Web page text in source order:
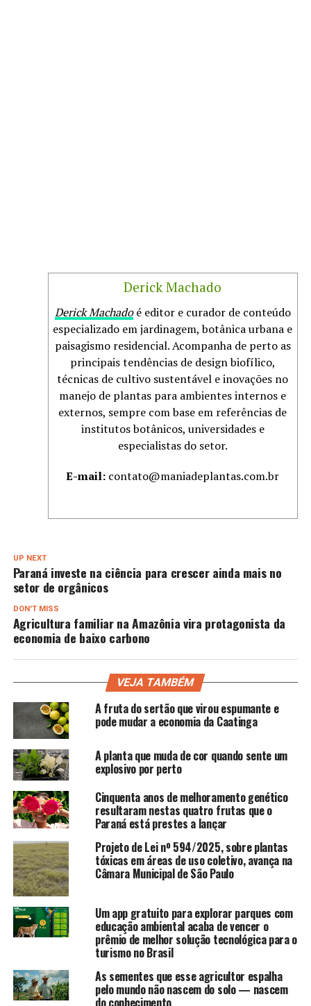
Derick Machado
Derick Machadoé editor e curador de conteúdo
especializado em jardinagem, botânica urbana e
paisagismo residencial. Acompanha de perto as
principais tendências de design biofílico,
técnicas de cultivo sustentável e inovações no
manejo de plantas para ambientes internos e
externos, sempre com base em referências de
institutos botânicos, universidades e
especialistas do setor.
E-mail: contato@maniadeplantas.com.br
UP NEXT
Paraná investe na ciência para crescer ainda mais no
setor de orgânicos
DON'T MISS
Agricultura familiar na Amazônia vira protagonista da
economia de baixo carbono
VEJA TAMBÉM
A fruta do sertão que virou espumante e
pode mudar a economia da Caatinga
A planta que muda de cor quando sente um
explosivo por perto
Cinquenta anos de melhoramento genético
resultaram nestas quatro frutas que o
Paraná está prestes a lançar
Projeto de Lei nº 594/2025, sobre plantas
tóxicas em áreas de uso coletivo, avança na
Câmara Municipal de São Paulo
Um app gratuito para explorar parques com
educação ambiental acaba de vencer o
prêmio de melhor solução tecnológica para o
turismo no Brasil
As sementes que esse agricultor espalha
pelo mundo não nascem do solo — nascem
do conhecimento